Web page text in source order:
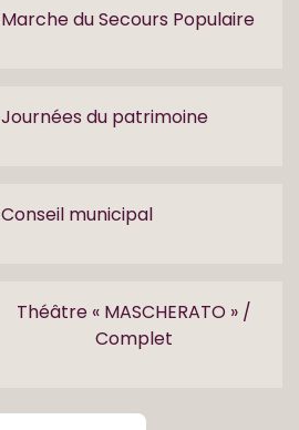
Marche du Secours Populaire
Journées du patrimoine
Conseil municipal
Théâtre « MASCHERATO » /
Complet